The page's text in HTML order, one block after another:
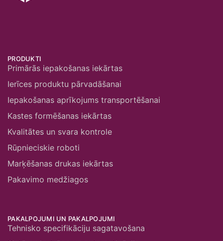
PRODUKTI
Primārās iepakošanas iekārtas
Ierīces produktu pārvadāšanai
Iepakošanas aprīkojums transportēšanai
Kastes formēšanas iekārtas
Kvalitātes un svara kontrole
Rūpnieciskie roboti
Marķēšanas drukas iekārtas
Pakavimo medžiagos
PAKALPOJUMI UN PAKALPOJUMI
Tehnisko specifikāciju sagatavošana